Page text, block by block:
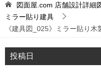
図面屋.com 店舗設計詳細
ミラー貼り建具
《建具図_025》ミラー貼り
投稿日